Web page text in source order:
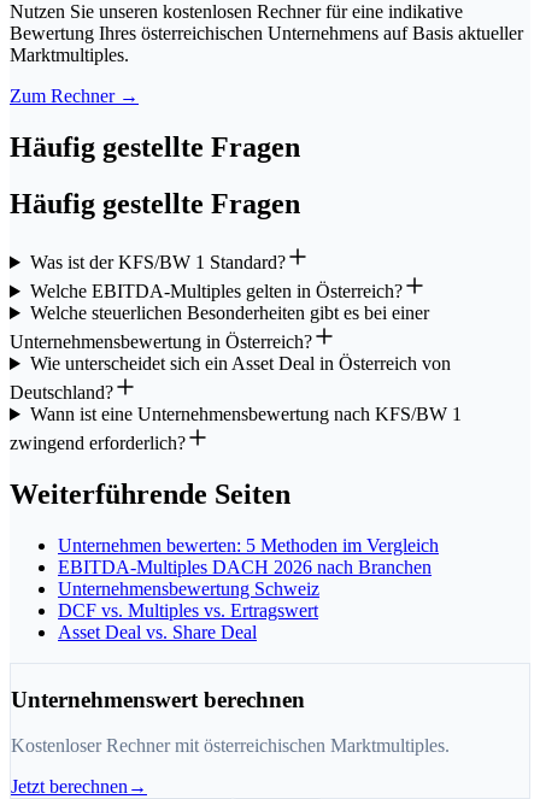
Nutzen Sie unseren kostenlosen Rechner für eine indikative
Bewertung Ihres österreichischen Unternehmens auf Basis aktueller
Marktmultiples.
Zum Rechner →
Häufig gestellte Fragen
Häufig gestellte Fragen
Was ist der KFS/BW 1 Standard?
Welche EBITDA-Multiples gelten in Österreich?
Welche steuerlichen Besonderheiten gibt es bei einer
Unternehmensbewertung in Österreich?
Wie unterscheidet sich ein Asset Deal in Österreich von
Deutschland?
Wann ist eine Unternehmensbewertung nach KFS/BW 1
zwingend erforderlich?
Weiterführende Seiten
Unternehmen bewerten: 5 Methoden im Vergleich
EBITDA-Multiples DACH 2026 nach Branchen
Unternehmensbewertung Schweiz
DCF vs. Multiples vs. Ertragswert
Asset Deal vs. Share Deal
Unternehmenswert berechnen
Kostenloser Rechner mit österreichischen Marktmultiples.
Jetzt berechnen →